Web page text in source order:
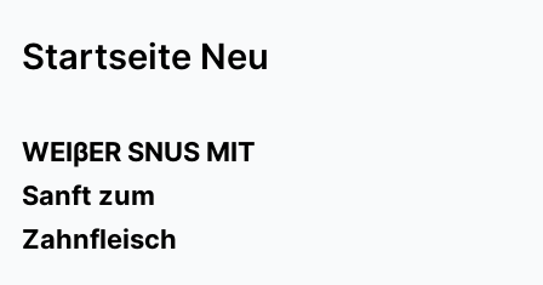
Startseite Neu
WEIβER SNUS MIT
Sanft zum
Zahnfleisch